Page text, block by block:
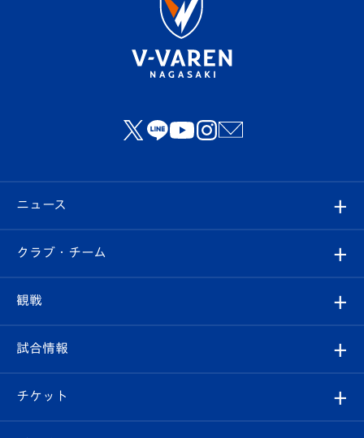
ニュース
すべて
クラブ
試合情報
クラブ・チーム
クラブ概要
エンブレム紹介
観戦
観戦ルール
はじめての観戦ガイド
試合情報
試合日程/結果
チケット